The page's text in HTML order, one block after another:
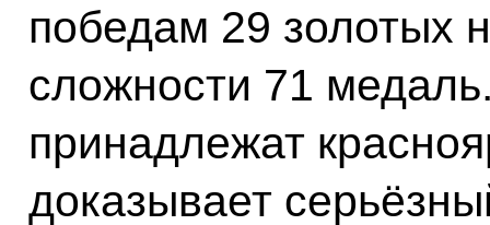
победам 29 золотых
сложности 71
принадлежат
доказывает